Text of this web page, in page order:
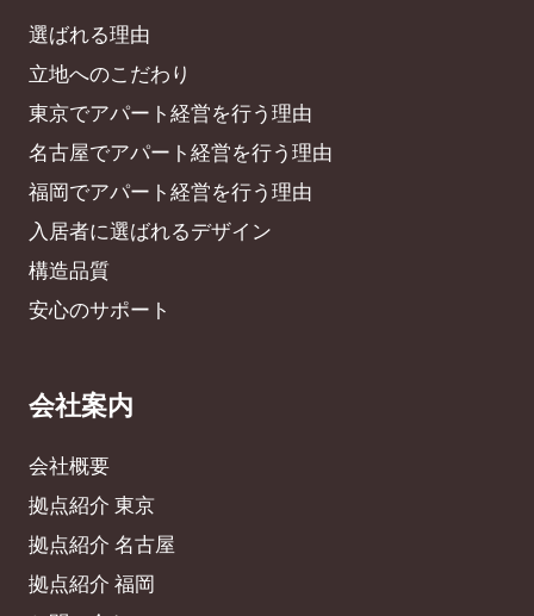
選ばれる理由
立地へのこだわり
東京でアパート経営を行う理由
名古屋でアパート経営を行う理由
福岡でアパート経営を行う理由
入居者に選ばれるデザイン
構造品質
安心のサポート
会社案内
会社概要
拠点紹介 東京
拠点紹介 名古屋
拠点紹介 福岡